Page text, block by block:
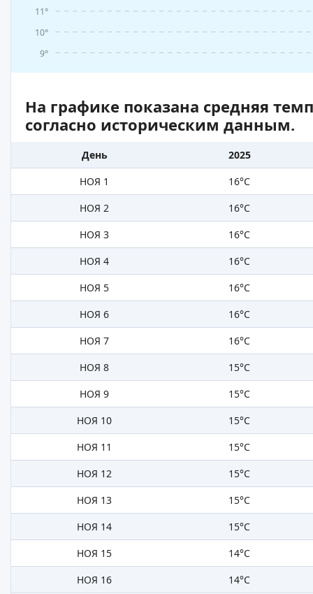
9°
10°
11°
На графике показана средняя
согласно историческим данным.
День
2025
НОЯ 1
16°C
НОЯ 2
16°C
НОЯ 3
16°C
НОЯ 4
16°C
НОЯ 5
16°C
НОЯ 6
16°C
НОЯ 7
16°C
НОЯ 8
15°C
НОЯ 9
15°C
НОЯ 10
15°C
НОЯ 11
15°C
НОЯ 12
15°C
НОЯ 13
15°C
НОЯ 14
15°C
НОЯ 15
14°C
НОЯ 16
14°C